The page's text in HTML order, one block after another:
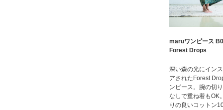
maruワンピース
Forest Drops
深い森の光にイン
アされたForest
ンピース。腕の切
なしで重ね着もOK
りの良いコットン